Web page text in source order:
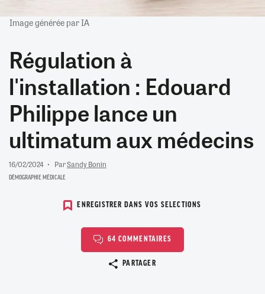
Image générée par IA
Régulation à
l'installation : Edouard
Philippe lance un
ultimatum aux médecins
16/02/2024 ParSandy Bonin
DÉMOGRAPHIE MÉDICALE
ENREGISTRER DANS VOS SELECTIONS
64 COMMENTAIRES
PARTAGER